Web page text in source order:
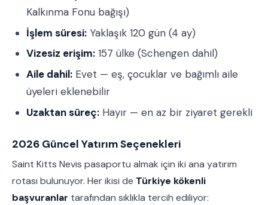
Kalkınma Fonu bağışı)
İşlem süresi: Yaklaşık 120 gün (4 ay)
Vizesiz erişim: 157 ülke (Schengen dahil)
Aile dahil: Evet — eş, çocuklar ve bağımlı aile
üyeleri eklenebilir
Uzaktan süreç: Hayır — en az bir ziyaret gerekli
2026 Güncel Yatırım Seçenekleri
Saint Kitts Nevis pasaportu almak için iki ana yatırım
rotası bulunuyor. Her ikisi de Türkiye kökenli
başvuranlar tarafından sıklıkla tercih ediliyor: